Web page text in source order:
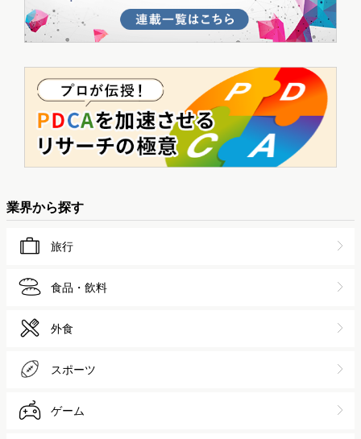
業界から探す
旅行
食品・飲料
外食
スポーツ
ゲーム